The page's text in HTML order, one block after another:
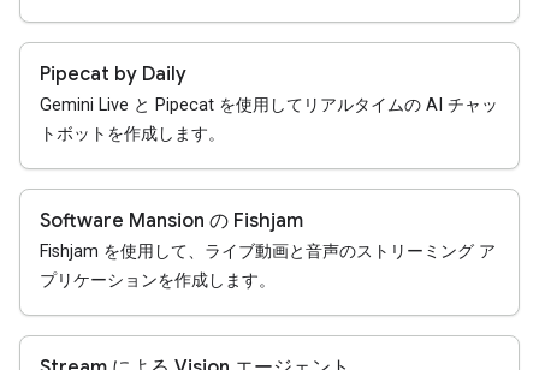
Pipecat by Daily
Gemini Live と Pipecat を使用してリアルタイムの AI チャッ
トボットを作成します。
Software Mansion の Fishjam
Fishjam を使用して、ライブ動画と音声のストリーミング ア
プリケーションを作成します。